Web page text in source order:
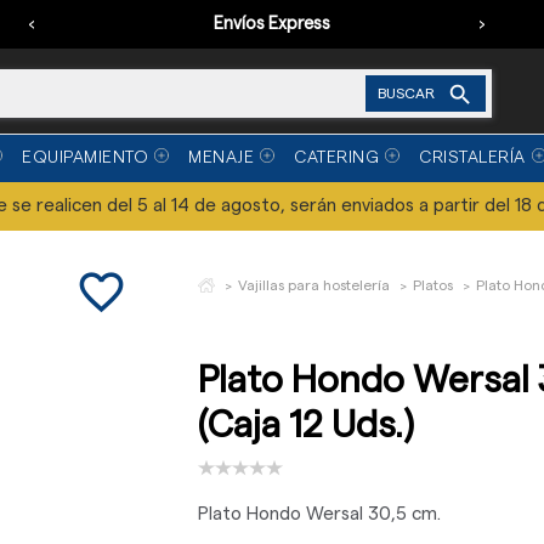
Envíos Express
‹ ›
BUSCAR 
EQUIPAMIENTO MENAJE CATERING CRISTALERÍA
se realicen del 5 al 14 de agosto, serán enviados a partir del
favorite_border Vajillas para hostelería Platos Plato
Plato Hondo Wersal
(Caja 12 Uds.)
Plato Hondo Wersal 30,5 cm.